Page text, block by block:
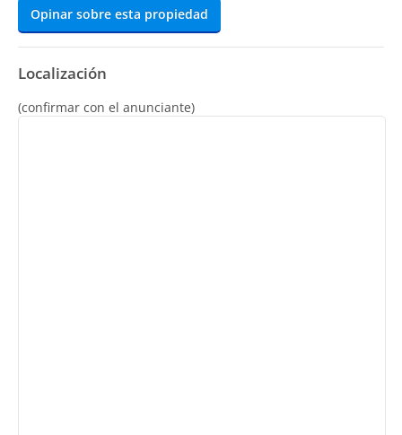
Opinar sobre esta propiedad
Localización
(confirmar con el anunciante)